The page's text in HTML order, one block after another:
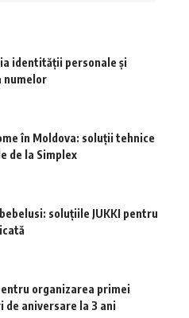
identității personale și
numelor
în Moldova: soluții tehnice
de la Simplex
soluțiile JUKKI pentru
organizarea primei
de aniversare la 3 ani